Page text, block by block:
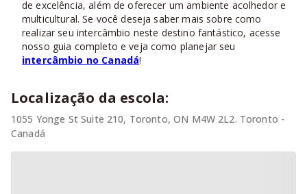
de excelência, além de oferecer um ambiente acolhedor e
multicultural. Se você deseja saber mais sobre como
realizar seu intercâmbio neste destino fantástico, acesse
nosso guia completo e veja como planejar seu
intercâmbio no Canadá!
Localização da escola:
1055 Yonge St Suite 210, Toronto, ON M4W 2L2. Toronto -
Canadá